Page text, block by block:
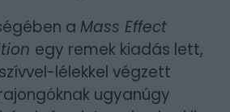
a Mass Effect
egy remek kiadás lett,
lélekkel végzett
ugyanúgy